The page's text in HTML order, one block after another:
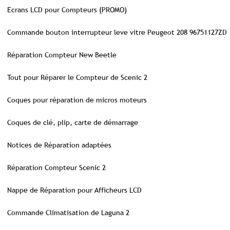
Ecrans LCD pour Compteurs (PROMO)
Commande bouton interrupteur leve vitre Peugeot 208 96751127ZD
Réparation Compteur New Beetle
Tout pour Réparer le Compteur de Scenic 2
Coques pour réparation de micros moteurs
Coques de clé, plip, carte de démarrage
Notices de Réparation adaptées
Réparation Compteur Scenic 2
Nappe de Réparation pour Afficheurs LCD
Commande Climatisation de Laguna 2